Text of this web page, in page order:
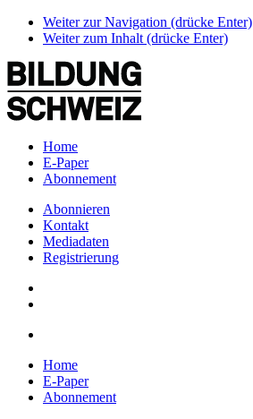
Weiter zur Navigation (drücke Enter)
Weiter zum Inhalt (drücke Enter)
Home
E-Paper
Abonnement
Abonnieren
Kontakt
Mediadaten
Registrierung
Home
E-Paper
Abonnement